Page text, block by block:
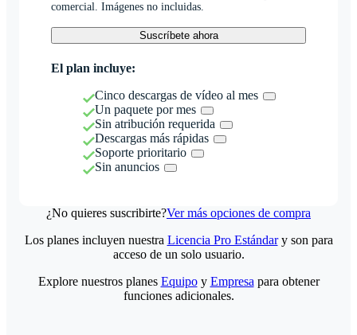
comercial. Imágenes no incluidas.
Suscríbete ahora
El plan incluye:
Cinco descargas de vídeo al mes
Un paquete por mes
Sin atribución requerida
Descargas más rápidas
Soporte prioritario
Sin anuncios
¿No quieres suscribirte?Ver más opciones de compra
Los planes incluyen nuestra Licencia Pro Estándary son para
acceso de un solo usuario.
Explore nuestros planes Equipoy Empresa para obtener
funciones adicionales.